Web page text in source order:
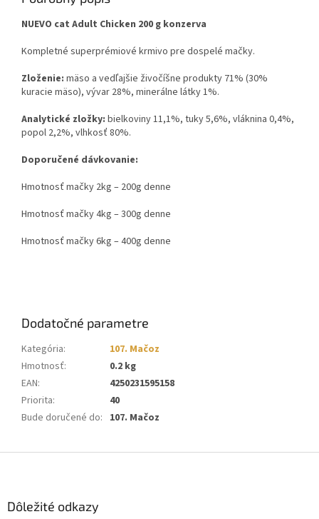
NUEVO cat Adult Chicken 200 g konzerva
Kompletné superprémiové krmivo pre dospelé mačky.
Zloženie: mäso a vedľajšie živočíšne produkty 71% (30%
kuracie mäso), vývar 28%, minerálne látky 1%.
Analytické zložky: bielkoviny 11,1%, tuky 5,6%, vláknina 0,4%,
popol 2,2%, vlhkosť 80%.
Doporučené dávkovanie:
Hmotnosť mačky 2kg – 200g denne
Hmotnosť mačky 4kg – 300g denne
Hmotnosť mačky 6kg – 400g denne
Dodatočné parametre
Kategória:
107. Mačoz
Hmotnosť:
0.2 kg
EAN:
4250231595158
Priorita:
40
Bude doručené do: 107. Mačoz
Dôležité odkazy